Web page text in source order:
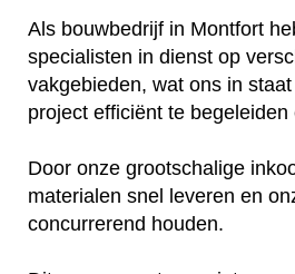
Als bouwbedrijf in Montfort
specialisten in dienst op
vakgebieden, wat ons in
project efficiënt te
Door onze grootschalige
materialen snel leveren en
concurrerend houden.